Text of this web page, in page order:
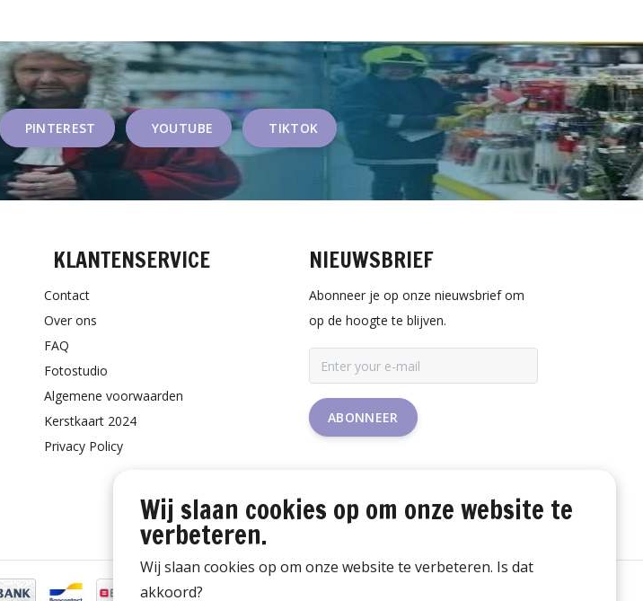
PINTEREST YOUTUBE TIKTOK
KLANTENSERVICE
Contact
Over ons
FAQ
Fotostudio
Algemene voorwaarden
Kerstkaart 2024
Privacy Policy
NIEUWSBRIEF
Abonneer je op onze nieuwsbrief om
op de hoogte te blijven.
ABONNEER
Wij slaan cookies op om onze website te
verbeteren.
Wij slaan cookies op om onze website te verbeteren. Is dat
akkoord?